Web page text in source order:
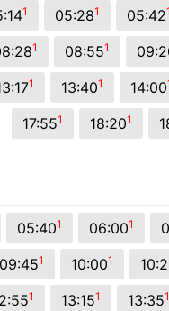
1 05:281 05:421
1 08:551
1 13:401 14:00
17:551 18:201
05:401 06:001
09:451 10:001
1 13:151 13:351